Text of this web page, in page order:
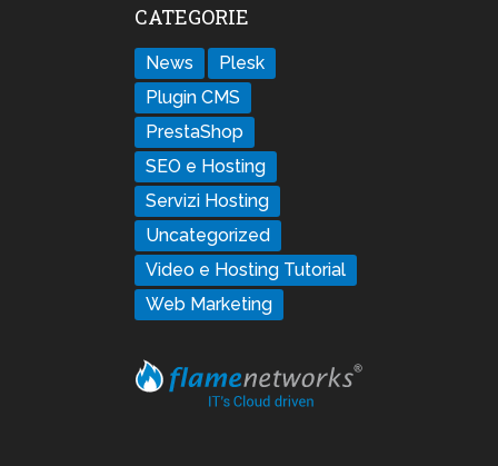
CATEGORIE
News
Plesk
Plugin CMS
PrestaShop
SEO e Hosting
Servizi Hosting
Uncategorized
Video e Hosting Tutorial
Web Marketing